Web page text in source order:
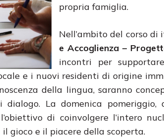
propria famiglia.
Nell’ambito del corso
e Accoglienza –
incontri per
e i nuovi residenti di origine
della lingua, saranno
dialogo. La domenica
di coinvolgere l’intero
gioco e il piacere della scoperta.